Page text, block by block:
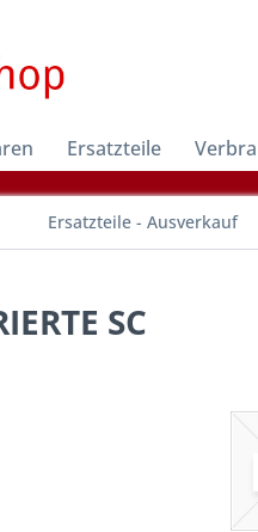
Ersatzteile
Ersatzteile - Ausverkauf
SC